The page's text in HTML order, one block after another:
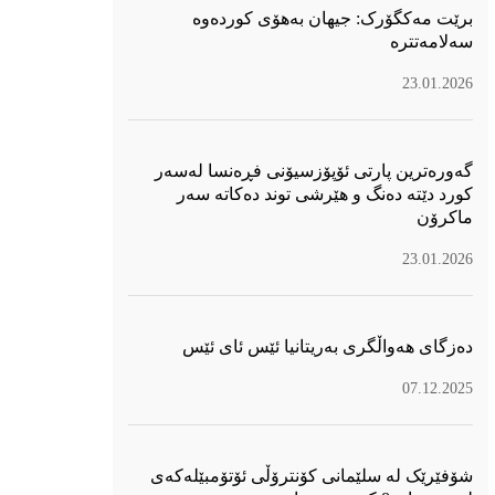
برێت مەکگۆرک: جیهان بەهۆی کوردەوە
سەلامەتترە
23.01.2026
گەورەترین پارتی ئۆپۆزسیۆنی فڕەنسا لەسەر
كورد دێتە دەنگ و هێرشی توند دەكاتە سەر
ماكرۆن
23.01.2026
دەزگای هەواڵگری بەریتانیا ئێس ئای ئێس
07.12.2025
شۆفێرێک لە سلێمانی کۆنترۆڵی ئۆتۆمبێلەکەی